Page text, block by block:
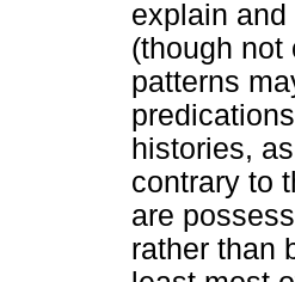
explain
(though not
patterns
histories,
contrary to
are
rather than